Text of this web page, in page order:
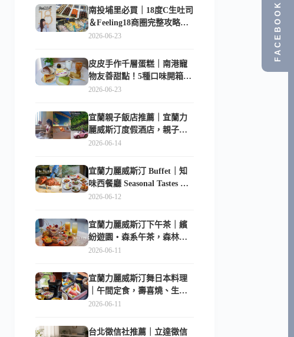
南投埔里必買｜18度C生吐司
＆Feeling18商圈完整攻略，
在地人帶路這樣逛
2026-06-23
皮皮手作千層蛋糕｜南港寵
物友善甜點！5種口味開箱，
比Lady M便宜一半的台北隱
2026-06-23
宜蘭親子飯店推薦｜宜蘭力
麗威斯汀度假酒店，親子
房、Buffet、泳池、兒童俱樂
2026-06-14
宜蘭力麗威斯汀 Buffet｜知
味西餐廳 Seasonal Tastes 晚
餐早餐吃什麼？
2026-06-12
宜蘭力麗威斯汀下午茶｜繽
紛遊園・森系午茶，森林系
甜點超好拍
2026-06-11
宜蘭力麗威斯汀舞日本料理
｜午間定食，壽喜燒、生魚
片與日式包廂空間
2026-06-11
台北徵信社推薦｜立達徵信
FACEBOOK